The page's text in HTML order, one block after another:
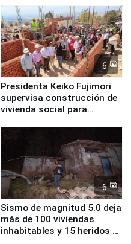
6
Presidenta Keiko Fujimori
supervisa construcción de
vivienda social para
6
Sismo de magnitud 5.0 deja
más de 100 viviendas
inhabitables y 15 heridos en